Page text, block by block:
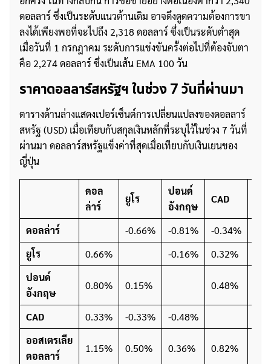
ค้นหา
สำหรับ:
ดอลลาร์ ซึ่งเป็นระดับแนวต้านเดิม อาจดึงดูดความต้องการขา
ลงได้เพียงพอที่จะไปถึง 2,318 ดอลลาร์ ซึ่งเป็นระดับต่ำสุด
เมื่อวันที่ 1 กรกฎาคม ระดับการแข่งขันครั้งต่อไปที่ต้องจับตา
คือ 2,274 ดอลลาร์ ซึ่งเป็นเส้น EMA 100 วัน
ราคาดอลลาร์สหรัฐฯ ในช่วง 7 วันที่ผ่านมา
ตารางด้านล่างแสดงเปอร์เซ็นต์การเปลี่ยนแปลงของดอลลาร์
สหรัฐ (USD) เมื่อเทียบกับสกุลเงินหลักที่ระบุไว้ในช่วง 7 วันที่
ผ่านมา ดอลลาร์สหรัฐแข็งค่าที่สุดเมื่อเทียบกับเงินเยนของ
ญี่ปุ่น
ดอล
ล่าร์
ยูโร
ปอนด์
อังกฤษ
CAD
ดอลล่าร์
-0.66% -0.81% -0.34%
ยูโร
0.66% -0.16% 0.32%
ปอนด์
อังกฤษ
0.80% 0.15% 0.48%
CAD 0.33% -0.33% -0.48%
ออสเตรเลีย
ดอลลาร์
1.15% 0.50% 0.36% 0.82%